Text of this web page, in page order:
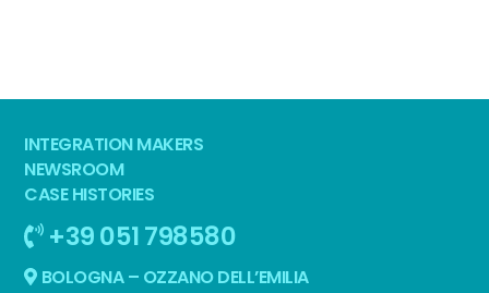
INTEGRATION MAKERS
NEWSROOM
CASE HISTORIES
+39 051 798580
BOLOGNA – OZZANO DELL’EMILIA